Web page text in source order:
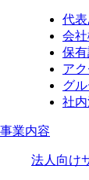
代
会
保
ア
グ
社
事業内容
法人向け